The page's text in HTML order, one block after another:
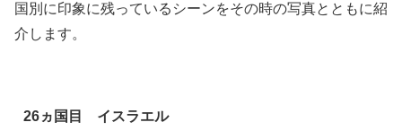
国別に印象に残っているシーンをその時の写真とともに紹
介します。
26ヵ国目 イスラエル